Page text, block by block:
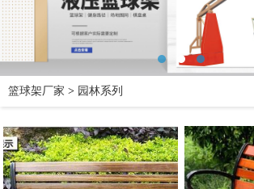
篮球架厂家 > 园林系列